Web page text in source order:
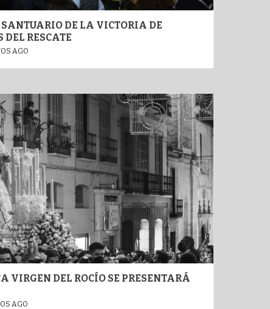
DE LA VICTORIA DE
DEL RESCATE
AGO
VIRGEN DEL ROCÍO SE PRESENTARÁ
AGO